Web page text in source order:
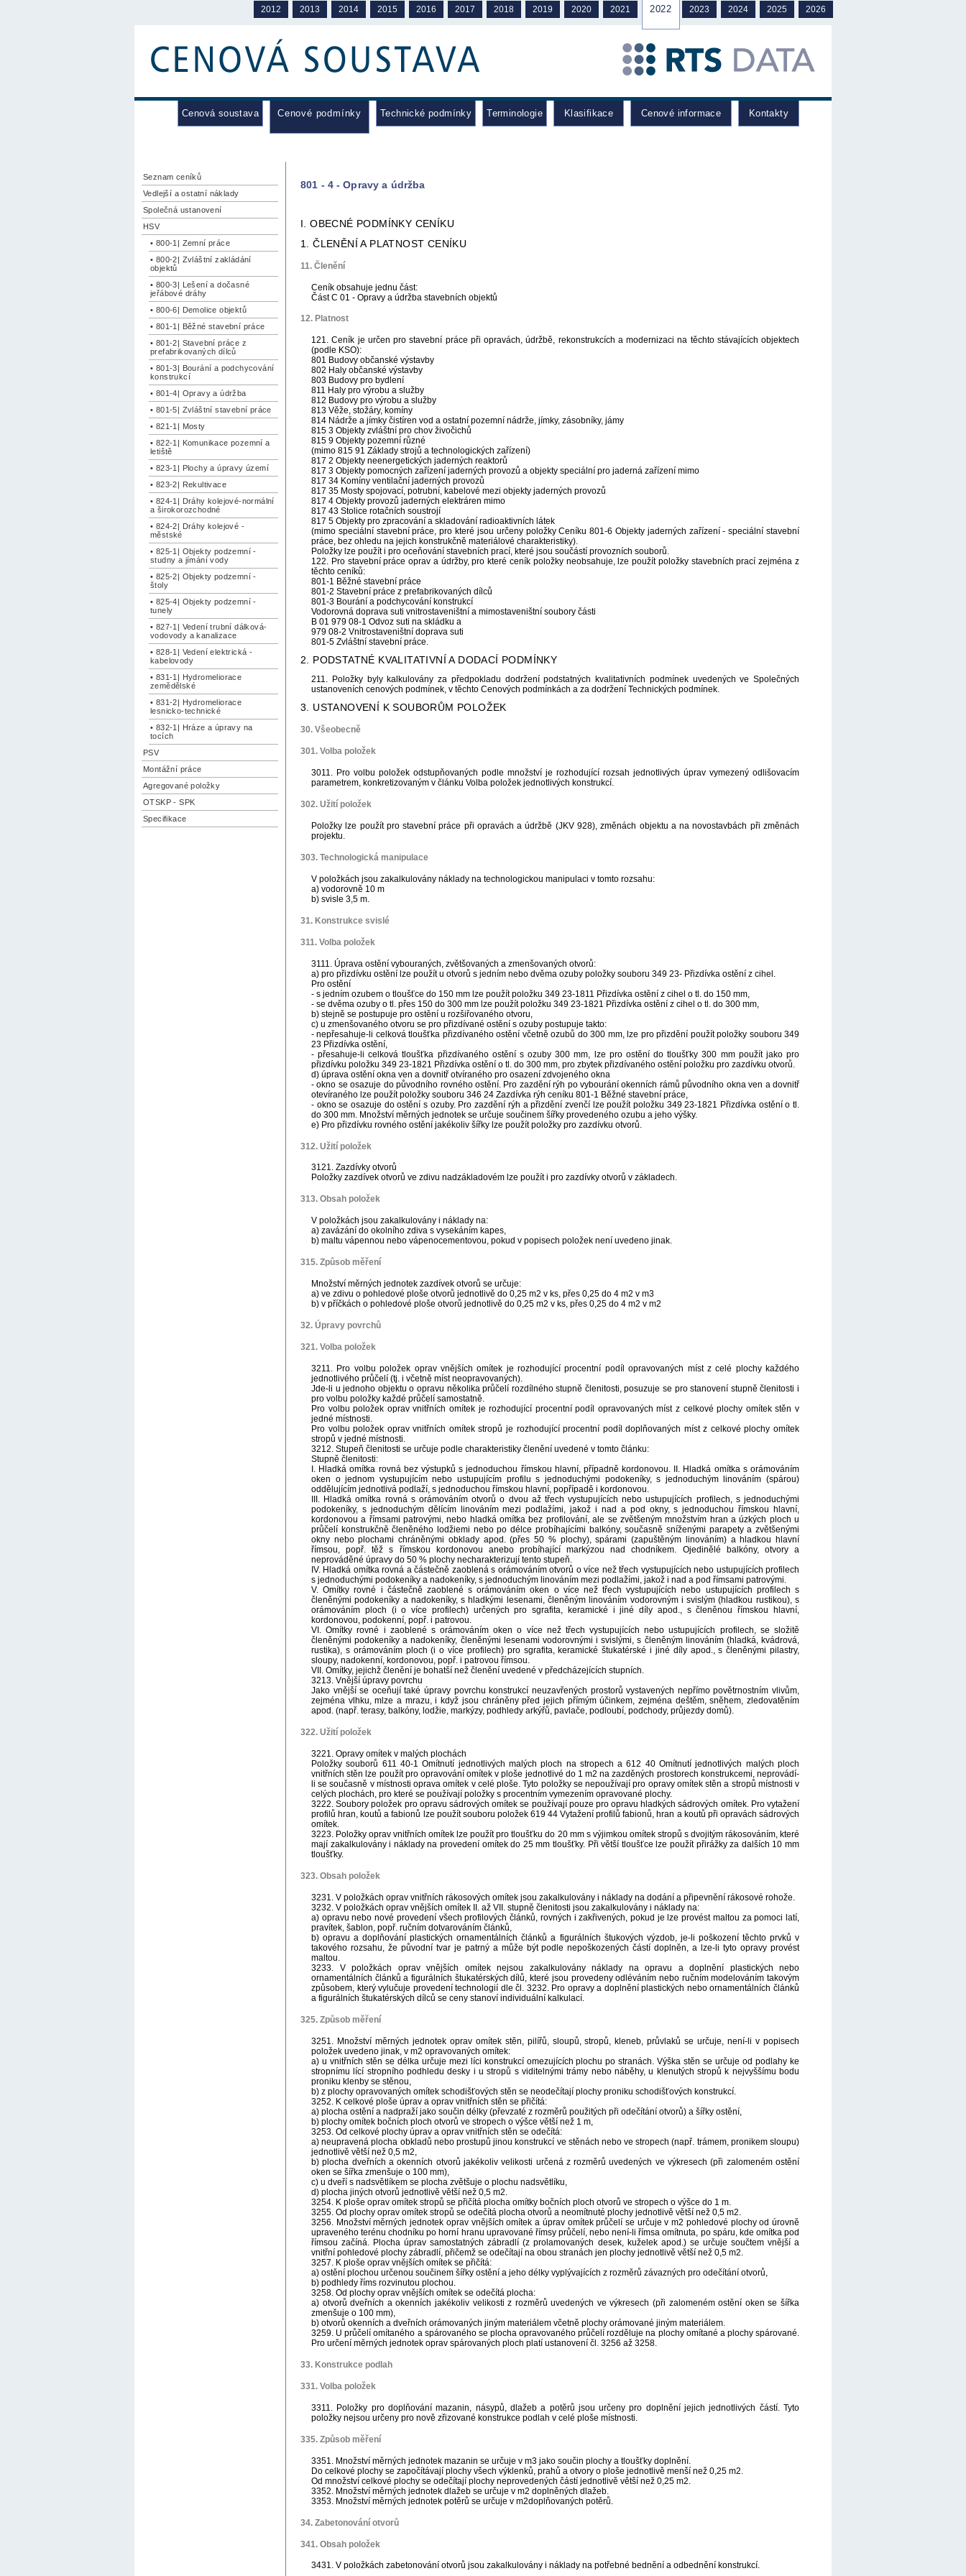
2012 2013 2014 2015 2016 2017 2018 2019 2020 2021 2022 2023 2024 2025 2026
Cenová soustava Cenové podmínky Technické podmínky Terminologie Klasifikace Cenové informace Kontakty
Seznam ceníků
Vedlejší a ostatní náklady
Společná ustanovení
HSV
• 800-1| Zemní práce
• 800-2| Zvláštní zakládání
objektů
• 800-3| Lešení a dočasné
jeřábové dráhy
• 800-6| Demolice objektů
• 801-1| Běžné stavební práce
• 801-2| Stavební práce z
prefabrikovaných dílců
• 801-3| Bourání a podchycování
konstrukcí
• 801-4| Opravy a údržba
• 801-5| Zvláštní stavební práce
• 821-1| Mosty
• 822-1| Komunikace pozemní a
letiště
• 823-1| Plochy a úpravy území
• 823-2| Rekultivace
• 824-1| Dráhy kolejové-normální
a širokorozchodné
• 824-2| Dráhy kolejové -
městské
• 825-1| Objekty podzemní -
studny a jímání vody
• 825-2| Objekty podzemní -
štoly
• 825-4| Objekty podzemní -
tunely
• 827-1| Vedení trubní dálková-
vodovody a kanalizace
• 828-1| Vedení elektrická -
kabelovody
• 831-1| Hydromeliorace
zemědělské
• 831-2| Hydromeliorace
lesnicko-technické
• 832-1| Hráze a úpravy na
tocích
PSV
Montážní práce
Agregované položky
OTSKP - SPK
Specifikace
801 - 4 - Opravy a údržba
I. OBECNÉ PODMÍNKY CENÍKU
1. ČLENĚNÍ A PLATNOST CENÍKU
11. Členění
Ceník obsahuje jednu část:
Část C 01 - Opravy a údržba stavebních objektů
12. Platnost
121. Ceník je určen pro stavební práce při opravách, údržbě, rekonstrukcích a modernizaci na těchto stávajících objektech
(podle KSO):
801 Budovy občanské výstavby
802 Haly občanské výstavby
803 Budovy pro bydlení
811 Haly pro výrobu a služby
812 Budovy pro výrobu a služby
813 Věže, stožáry, komíny
814 Nádrže a jímky čistíren vod a ostatní pozemní nádrže, jímky, zásobníky, jámy
815 3 Objekty zvláštní pro chov živočichů
815 9 Objekty pozemní různé
(mimo 815 91 Základy strojů a technologických zařízení)
817 2 Objekty neenergetických jaderných reaktorů
817 3 Objekty pomocných zařízení jaderných provozů a objekty speciální pro jaderná zařízení mimo
817 34 Komíny ventilační jaderných provozů
817 35 Mosty spojovací, potrubní, kabelové mezi objekty jaderných provozů
817 4 Objekty provozů jaderných elektráren mimo
817 43 Stolice rotačních soustrojí
817 5 Objekty pro zpracování a skladování radioaktivních látek
(mimo speciální stavební práce, pro které jsou určeny položky Ceníku 801-6 Objekty jaderných zařízení - speciální stavební
práce, bez ohledu na jejich konstrukčně materiálové charakteristiky).
Položky lze použít i pro oceňování stavebních prací, které jsou součástí provozních souborů.
122. Pro stavební práce oprav a údržby, pro které ceník položky neobsahuje, lze použít položky stavebních prací zejména z
těchto ceníků:
801-1 Běžné stavební práce
801-2 Stavební práce z prefabrikovaných dílců
801-3 Bourání a podchycování konstrukcí
Vodorovná doprava suti vnitrostaveništní a mimostaveništní soubory části
B 01 979 08-1 Odvoz suti na skládku a
979 08-2 Vnitrostaveništní doprava suti
801-5 Zvláštní stavební práce.
2. PODSTATNÉ KVALITATIVNÍ A DODACÍ PODMÍNKY
211. Položky byly kalkulovány za předpokladu dodržení podstatných kvalitativních podmínek uvedených ve Společných
ustanoveních cenových podmínek, v těchto Cenových podmínkách a za dodržení Technických podmínek.
3. USTANOVENÍ K SOUBORŮM POLOŽEK
30. Všeobecně
301. Volba položek
3011. Pro volbu položek odstupňovaných podle množství je rozhodující rozsah jednotlivých úprav vymezený odlišovacím
parametrem, konkretizovaným v článku Volba položek jednotlivých konstrukcí.
302. Užití položek
Položky lze použít pro stavební práce při opravách a údržbě (JKV 928), změnách objektu a na novostavbách při změnách
projektu.
303. Technologická manipulace
V položkách jsou zakalkulovány náklady na technologickou manipulaci v tomto rozsahu:
a) vodorovně 10 m
b) svisle 3,5 m.
31. Konstrukce svislé
311. Volba položek
3111. Úprava ostění vybouraných, zvětšovaných a zmenšovaných otvorů:
a) pro přizdívku ostění lze použít u otvorů s jedním nebo dvěma ozuby položky souboru 349 23- Přizdívka ostění z cihel.
Pro ostění
- s jedním ozubem o tloušťce do 150 mm lze použít položku 349 23-1811 Přizdívka ostění z cihel o tl. do 150 mm,
- se dvěma ozuby o tl. přes 150 do 300 mm lze použít položku 349 23-1821 Přizdívka ostění z cihel o tl. do 300 mm,
b) stejně se postupuje pro ostění u rozšiřovaného otvoru,
c) u zmenšovaného otvoru se pro přizdívané ostění s ozuby postupuje takto:
- nepřesahuje-li celková tloušťka přizdívaného ostění včetně ozubů do 300 mm, lze pro přizdění použít položky souboru 349
23 Přizdívka ostění,
- přesahuje-li celková tloušťka přizdívaného ostění s ozuby 300 mm, lze pro ostění do tloušťky 300 mm použít jako pro
přizdívku položku 349 23-1821 Přizdívka ostění o tl. do 300 mm, pro zbytek přizdívaného ostění položku pro zazdívku otvorů.
d) úprava ostění okna ven a dovnitř otvíraného pro osazení zdvojeného okna
- okno se osazuje do původního rovného ostění. Pro zazdění rýh po vybourání okenních rámů původního okna ven a dovnitř
otevíraného lze použít položky souboru 346 24 Zazdívka rýh ceníku 801-1 Běžné stavební práce,
- okno se osazuje do ostění s ozuby. Pro zazdění rýh a přizdění zvenčí lze použít položku 349 23-1821 Přizdívka ostění o tl.
do 300 mm. Množství měrných jednotek se určuje součinem šířky provedeného ozubu a jeho výšky.
e) Pro přizdívku rovného ostění jakékoliv šířky lze použít položky pro zazdívku otvorů.
312. Užití položek
3121. Zazdívky otvorů
Položky zazdívek otvorů ve zdivu nadzákladovém lze použít i pro zazdívky otvorů v základech.
313. Obsah položek
V položkách jsou zakalkulovány i náklady na:
a) zavázání do okolního zdiva s vysekáním kapes,
b) maltu vápennou nebo vápenocementovou, pokud v popisech položek není uvedeno jinak.
315. Způsob měření
Množství měrných jednotek zazdívek otvorů se určuje:
a) ve zdivu o pohledové ploše otvorů jednotlivě do 0,25 m2 v ks, přes 0,25 do 4 m2 v m3
b) v příčkách o pohledové ploše otvorů jednotlivě do 0,25 m2 v ks, přes 0,25 do 4 m2 v m2
32. Úpravy povrchů
321. Volba položek
3211. Pro volbu položek oprav vnějších omítek je rozhodující procentní podíl opravovaných míst z celé plochy každého
jednotlivého průčelí (tj. i včetně míst neopravovaných).
Jde-li u jednoho objektu o opravu několika průčelí rozdílného stupně členitosti, posuzuje se pro stanovení stupně členitosti i
pro volbu položky každé průčelí samostatně.
Pro volbu položek oprav vnitřních omítek je rozhodující procentní podíl opravovaných míst z celkové plochy omítek stěn v
jedné místnosti.
Pro volbu položek oprav vnitřních omítek stropů je rozhodující procentní podíl doplňovaných míst z celkové plochy omítek
stropů v jedné místnosti.
3212. Stupeň členitosti se určuje podle charakteristiky členění uvedené v tomto článku:
Stupně členitosti:
I. Hladká omítka rovná bez výstupků s jednoduchou římskou hlavní, případně kordonovou. II. Hladká omítka s orámováním
oken o jednom vystupujícím nebo ustupujícím profilu s jednoduchými podokeníky, s jednoduchým linováním (spárou)
oddělujícím jednotlivá podlaží, s jednoduchou římskou hlavní, popřípadě i kordonovou.
III. Hladká omítka rovná s orámováním otvorů o dvou až třech vystupujících nebo ustupujících profilech, s jednoduchými
podokeníky, s jednoduchým dělícím linováním mezi podlažími, jakož i nad a pod okny, s jednoduchou římskou hlavní,
kordonovou a římsami patrovými, nebo hladká omítka bez profilování, ale se zvětšeným množstvím hran a úzkých ploch u
průčelí konstrukčně členěného lodžiemi nebo po délce probíhajícími balkóny, současně sníženými parapety a zvětšenými
okny nebo plochami chráněnými obklady apod. (přes 50 % plochy), spárami (zapuštěným linováním) a hladkou hlavní
římsou, popř. těž s římskou kordonovou anebo probíhající markýzou nad chodníkem. Ojedinělé balkóny, otvory a
neprováděné úpravy do 50 % plochy necharakterizují tento stupeň.
IV. Hladká omítka rovná a částečně zaoblená s orámováním otvorů o více než třech vystupujících nebo ustupujících profilech
s jednoduchými podokeníky a nadokeníky, s jednoduchým linováním mezi podlažími, jakož i nad a pod římsami patrovými.
V. Omítky rovné i částečně zaoblené s orámováním oken o více než třech vystupujících nebo ustupujících profilech s
členěnými podokeníky a nadokeníky, s hladkými lesenami, členěným linováním vodorovným i svislým (hladkou rustikou), s
orámováním ploch (i o více profilech) určených pro sgrafita, keramické i jiné díly apod., s členěnou římskou hlavní,
kordonovou, podokenní, popř. i patrovou.
VI. Omítky rovné i zaoblené s orámováním oken o více než třech vystupujících nebo ustupujících profilech, se složitě
členěnými podokeníky a nadokeníky, členěnými lesenami vodorovnými i svislými, s členěným linováním (hladká, kvádrová,
rustika), s orámováním ploch (i o více profilech) pro sgrafita, keramické štukatérské i jiné díly apod., s členěnými pilastry,
sloupy, nadokenní, kordonovou, popř. i patrovou římsou.
VII. Omítky, jejichž členění je bohatší než členění uvedené v předcházejících stupních.
3213. Vnější úpravy povrchu
Jako vnější se oceňují také úpravy povrchu konstrukcí neuzavřených prostorů vystavených nepřímo povětrnostním vlivům,
zejména vlhku, mlze a mrazu, i když jsou chráněny před jejich přímým účinkem, zejména deštěm, sněhem, zledovatěním
apod. (např. terasy, balkóny, lodžie, markýzy, podhledy arkýřů, pavlače, podloubí, podchody, průjezdy domů).
322. Užití položek
3221. Opravy omítek v malých plochách
Položky souborů 611 40-1 Omítnutí jednotlivých malých ploch na stropech a 612 40 Omítnutí jednotlivých malých ploch
vnitřních stěn lze použít pro opravování omítek v ploše jednotlivé do 1 m2 na zazděných prostorech konstrukcemi, neprovádí-
li se současně v místnosti oprava omítek v celé ploše. Tyto položky se nepoužívají pro opravy omítek stěn a stropů místnosti v
celých plochách, pro které se používají položky s procentním vymezením opravované plochy.
3222. Soubory položek pro opravu sádrových omítek se používají pouze pro opravu hladkých sádrových omítek. Pro vytažení
profilů hran, koutů a fabionů lze použít souboru položek 619 44 Vytažení profilů fabionů, hran a koutů při opravách sádrových
omítek.
3223. Položky oprav vnitřních omítek lze použít pro tloušťku do 20 mm s výjimkou omítek stropů s dvojitým rákosováním, které
mají zakalkulovány i náklady na provedení omítek do 25 mm tloušťky. Při větší tloušťce lze použít přirážky za dalších 10 mm
tloušťky.
323. Obsah položek
3231. V položkách oprav vnitřních rákosových omítek jsou zakalkulovány i náklady na dodání a připevnění rákosové rohože.
3232. V položkách oprav vnějších omítek II. až VII. stupně členitosti jsou zakalkulovány i náklady na:
a) opravu nebo nové provedení všech profilových článků, rovných i zakřivených, pokud je lze provést maltou za pomoci latí,
pravítek, šablon, popř. ručním dotvarováním článků,
b) opravu a doplňování plastických ornamentálních článků a figurálních štukových výzdob, je-li poškození těchto prvků v
takového rozsahu, že původní tvar je patrný a může být podle nepoškozených částí doplněn, a lze-li tyto opravy provést
maltou.
3233. V položkách oprav vnějších omítek nejsou zakalkulovány náklady na opravu a doplnění plastických nebo
ornamentálních článků a figurálních štukatérských dílů, které jsou provedeny odléváním nebo ručním modelováním takovým
způsobem, který vylučuje provedení technologií dle čl. 3232. Pro opravy a doplnění plastických nebo ornamentálních článků
a figurálních štukatérských dílců se ceny stanoví individuální kalkulací.
325. Způsob měření
3251. Množství měrných jednotek oprav omítek stěn, pilířů, sloupů, stropů, kleneb, průvlaků se určuje, není-li v popisech
položek uvedeno jinak, v m2 opravovaných omítek:
a) u vnitřních stěn se délka určuje mezi líci konstrukcí omezujících plochu po stranách. Výška stěn se určuje od podlahy ke
stropnímu lící stropního podhledu desky i u stropů s viditelnými trámy nebo náběhy, u klenutých stropů k nejvyššímu bodu
proniku klenby se stěnou,
b) z plochy opravovaných omítek schodišťových stěn se neodečítají plochy proniku schodišťových konstrukcí.
3252. K celkové ploše úprav a oprav vnitřních stěn se přičítá:
a) plocha ostění a nadpraží jako součin délky (převzaté z rozměrů použitých při odečítání otvorů) a šířky ostění,
b) plochy omítek bočních ploch otvorů ve stropech o výšce větší než 1 m,
3253. Od celkové plochy úprav a oprav vnitřních stěn se odečítá:
a) neupravená plocha obkladů nebo prostupů jinou konstrukcí ve stěnách nebo ve stropech (např. trámem, pronikem sloupu)
jednotlivě větší než 0,5 m2,
b) plocha dveřních a okenních otvorů jakékoliv velikosti určená z rozměrů uvedených ve výkresech (při zalomeném ostění
oken se šířka zmenšuje o 100 mm),
c) u dveří s nadsvětlíkem se plocha zvětšuje o plochu nadsvětlíku,
d) plocha jiných otvorů jednotlivě větší než 0,5 m2.
3254. K ploše oprav omítek stropů se přičítá plocha omítky bočních ploch otvorů ve stropech o výšce do 1 m.
3255. Od plochy oprav omítek stropů se odečítá plocha otvorů a neomítnuté plochy jednotlivě větší než 0,5 m2.
3256. Množství měrných jednotek oprav vnějších omítek a úprav omítek průčelí se určuje v m2 pohledové plochy od úrovně
upraveného terénu chodníku po horní hranu upravované římsy průčelí, nebo není-li římsa omítnuta, po spáru, kde omítka pod
římsou začíná. Plocha úprav samostatných zábradlí (z prolamovaných desek, kuželek apod.) se určuje součtem vnější a
vnitřní pohledové plochy zábradlí, přičemž se odečítají na obou stranách jen plochy jednotlivě větší než 0,5 m2.
3257. K ploše oprav vnějších omítek se přičítá:
a) ostění plochou určenou součinem šířky ostění a jeho délky vyplývajících z rozměrů závazných pro odečítání otvorů,
b) podhledy říms rozvinutou plochou.
3258. Od plochy oprav vnějších omítek se odečítá plocha:
a) otvorů dveřních a okenních jakékoliv velikosti z rozměrů uvedených ve výkresech (při zalomeném ostění oken se šířka
zmenšuje o 100 mm),
b) otvorů okenních a dveřních orámovaných jiným materiálem včetně plochy orámované jiným materiálem.
3259. U průčelí omítaného a spárovaného se plocha opravovaného průčelí rozděluje na plochy omítané a plochy spárované.
Pro určení měrných jednotek oprav spárovaných ploch platí ustanovení čl. 3256 až 3258.
33. Konstrukce podlah
331. Volba položek
3311. Položky pro doplňování mazanin, násypů, dlažeb a potěrů jsou určeny pro doplnění jejich jednotlivých částí. Tyto
položky nejsou určeny pro nově zřizované konstrukce podlah v celé ploše místnosti.
335. Způsob měření
3351. Množství měrných jednotek mazanin se určuje v m3 jako součin plochy a tloušťky doplnění.
Do celkové plochy se započítávají plochy všech výklenků, prahů a otvory o ploše jednotlivě menší než 0,25 m2.
Od množství celkové plochy se odečítají plochy neprovedených částí jednotlivě větší než 0,25 m2.
3352. Množství měrných jednotek dlažeb se určuje v m2 doplněných dlažeb.
3353. Množství měrných jednotek potěrů se určuje v m2doplňovaných potěrů.
34. Zabetonování otvorů
341. Obsah položek
3431. V položkách zabetonování otvorů jsou zakalkulovány i náklady na potřebné bednění a odbednění konstrukcí.